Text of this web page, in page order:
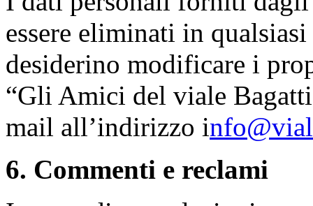
essere eliminati in
desiderino modificare i
“Gli Amici del viale
mail all’indirizzo i
6. Commenti e reclami